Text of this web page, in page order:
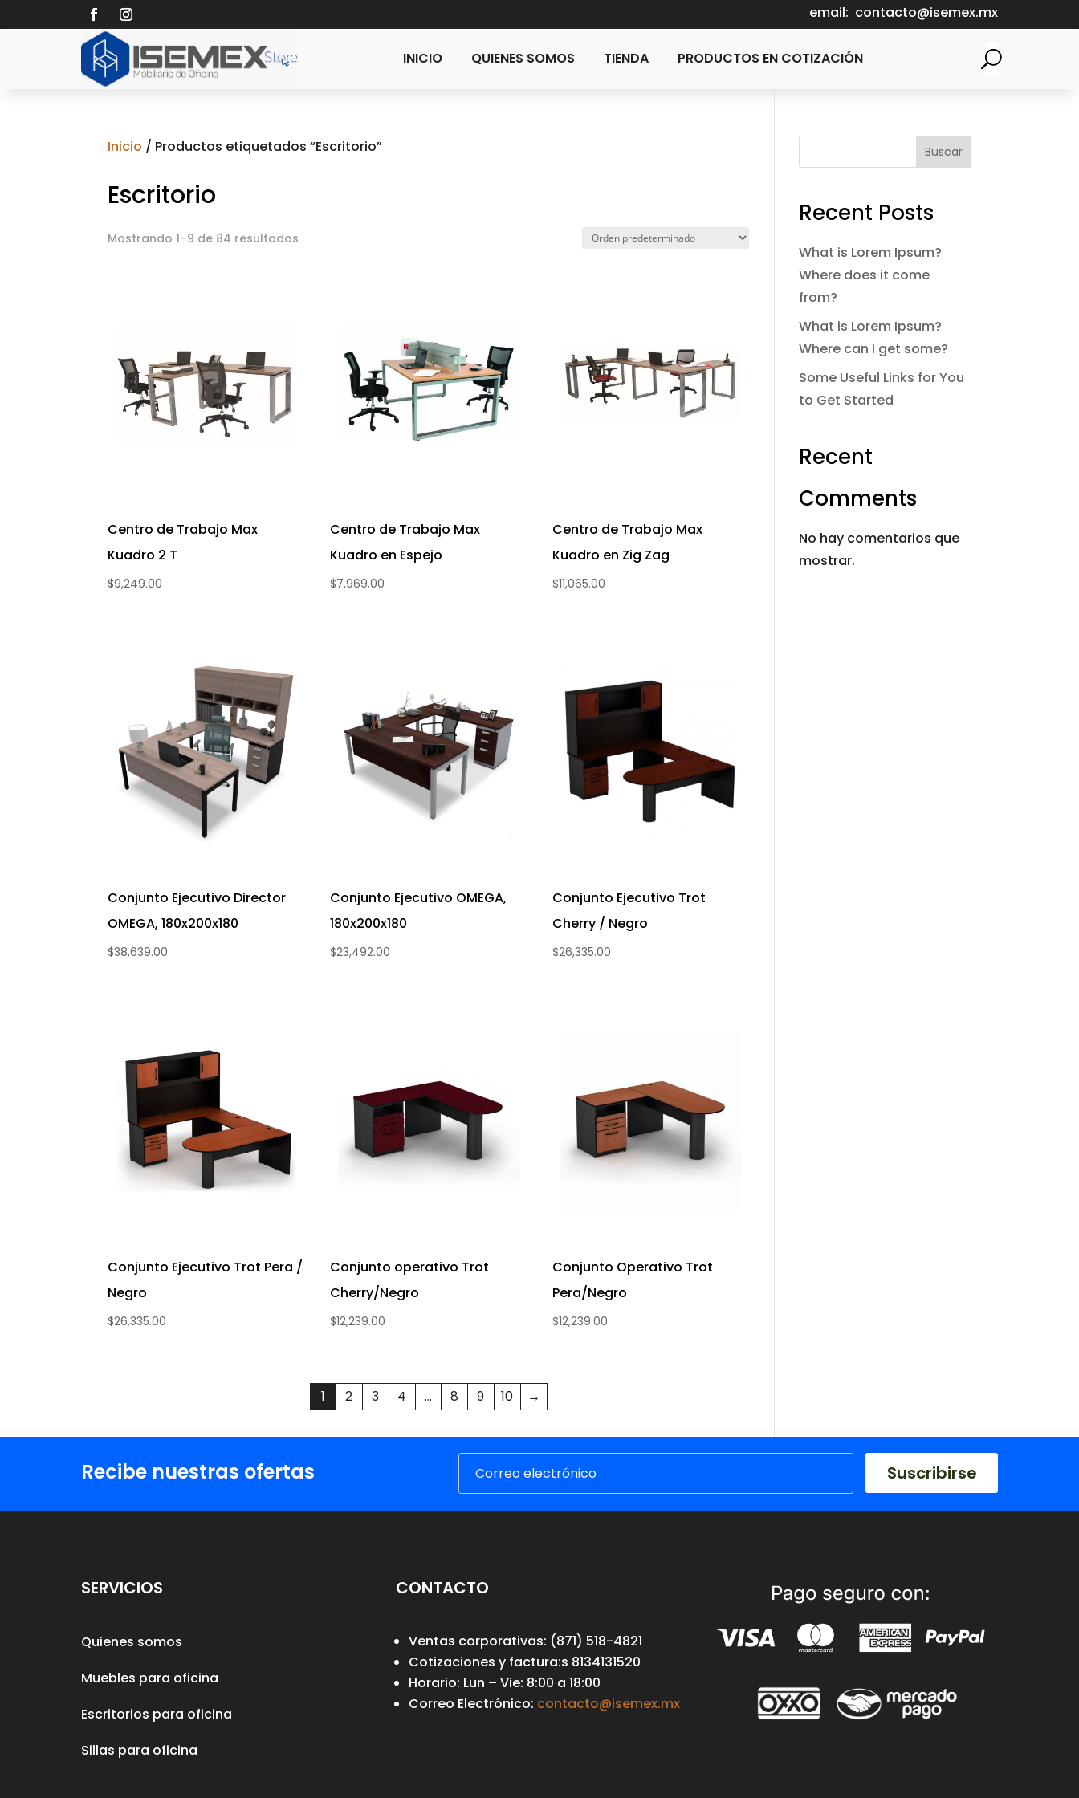
email: contacto@isemex.mx
INICIO QUIENES SOMOS TIENDA PRODUCTOS EN COTIZACIÓN
Inicio / Productos etiquetados “Escritorio”
Escritorio
Mostrando 1–9 de 84 resultados
Centro de Trabajo Max
Kuadro 2 T
$9,249.00
Centro de Trabajo Max
Kuadro en Espejo
$7,969.00
Centro de Trabajo Max
Kuadro en Zig Zag
$11,065.00
Conjunto Ejecutivo Director
OMEGA, 180x200x180
$38,639.00
Conjunto Ejecutivo OMEGA,
180x200x180
$23,492.00
Conjunto Ejecutivo Trot
Cherry / Negro
$26,335.00
Conjunto Ejecutivo Trot Pera /
Negro
$26,335.00
Conjunto operativo Trot
Cherry/Negro
$12,239.00
Conjunto Operativo Trot
Pera/Negro
$12,239.00
1 2 3 4 … 8 9 10 →
Buscar
Recent Posts
What is Lorem Ipsum?
Where does it come
from?
What is Lorem Ipsum?
Where can I get some?
Some Useful Links for You
to Get Started
Recent
Comments
No hay comentarios que
mostrar.
Recibe nuestras ofertas Suscribirse
SERVICIOS
Quienes somos
Muebles para oficina
Escritorios para oficina
Sillas para oficina
CONTACTO
Ventas corporativas: (871) 518-4821
Cotizaciones y factura:s 8134131520
Horario: Lun – Vie: 8:00 a 18:00
Correo Electrónico: contacto@isemex.mx